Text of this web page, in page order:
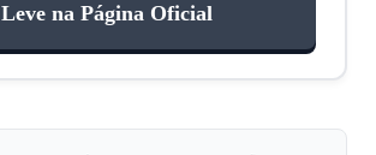
Leve na Página Oficial